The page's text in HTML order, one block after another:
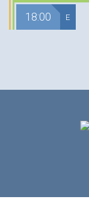
18:00 E